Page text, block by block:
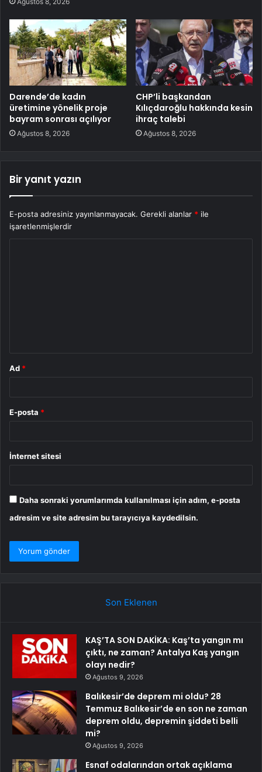
Darende’de kadın
üretimine yönelik proje
bayram sonrası açılıyor
Ağustos 8, 2026
CHP’li başkandan
Kılıçdaroğlu hakkında kesin
ihraç talebi
Ağustos 8, 2026
Bir yanıt yazın
E-posta adresiniz yayınlanmayacak. Gerekli alanlar * ile
işaretlenmişlerdir
Ad *
E-posta *
İnternet sitesi
Daha sonraki yorumlarımda kullanılması için adım, e-posta
adresim ve site adresim bu tarayıcıya kaydedilsin.
Son Eklenen
KAŞ’TA SON DAKİKA: Kaş’ta yangın mı
çıktı, ne zaman? Antalya Kaş yangın
olayı nedir?
Ağustos 9, 2026
Balıkesir’de deprem mi oldu? 28
Temmuz Balıkesir’de en son ne zaman
deprem oldu, depremin şiddeti belli
mi?
Ağustos 9, 2026
Esnaf odalarından ortak açıklama